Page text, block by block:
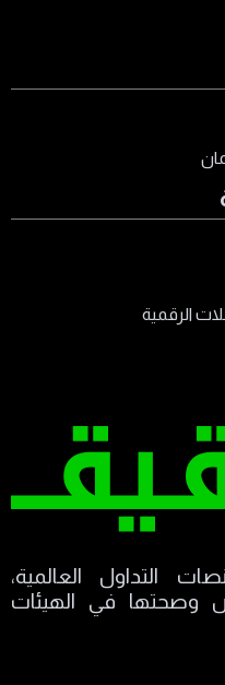
الرقمية
التداول العالمية،
وصحتها في الهيئات